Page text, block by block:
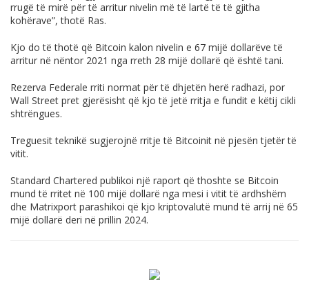
rrugë të mirë për të arritur nivelin më të lartë të të gjitha
kohërave”, thotë Ras.
Kjo do të thotë që Bitcoin kalon nivelin e 67 mijë dollarëve të
arritur në nëntor 2021 nga rreth 28 mijë dollarë që është tani.
Rezerva Federale rriti normat për të dhjetën herë radhazi, por
Wall Street pret gjerësisht që kjo të jetë rritja e fundit e këtij cikli
shtrëngues.
Treguesit teknikë sugjerojnë rritje të Bitcoinit në pjesën tjetër të
vitit.
Standard Chartered publikoi një raport që thoshte se Bitcoin
mund të rritet në 100 mijë dollarë nga mesi i vitit të ardhshëm
dhe Matrixport parashikoi që kjo kriptovalutë mund të arrij në 65
mijë dollarë deri në prillin 2024.